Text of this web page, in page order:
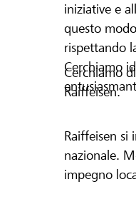
iniziative e
questo
rispettando
Cerchiamo
Cerchiamo
Raiffeisen.
Raiffeisen si
nazionale.
impegno